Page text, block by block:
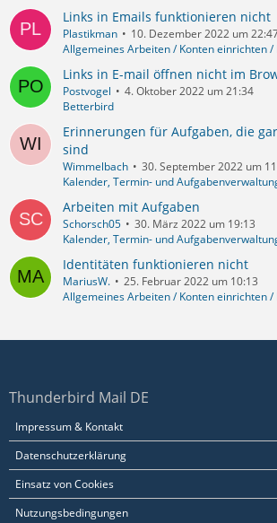
Links in Emails funktionieren nicht
Plastikman
10. Dezember 2022 um
Allgemeines Arbeiten / Konten einrichten
Links in E-mail öffnen nicht im
Postvogel
4. Oktober 2022 um 21:34
Betterbird
Erinnerungen für Aufgaben, die
sind
Wimmelbach
30. September 2022 um
Kalender, Termin- und
Arbeiten mit Aufgaben
Schorsch05
30. März 2022 um 19:13
Kalender, Termin- und
Identitäten funktionieren nicht
MariusW.
25. Februar 2022 um 10:13
Allgemeines Arbeiten / Konten einrichten
Thunderbird Mail DE
Impressum & Kontakt
Datenschutzerklärung
Einsatz von Cookies
Nutzungsbedingungen